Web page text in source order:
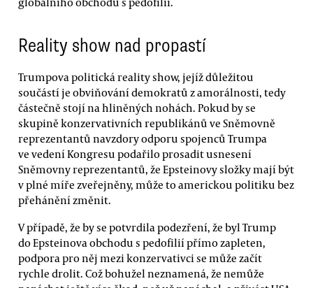
Reality show nad propastí
Trumpova politická reality show, jejíž důležitou
součástí je obviňování demokratů z amorálnosti, tedy
částečně stojí na hliněných nohách. Pokud by se
skupině konzervativních republikánů ve Sněmovně
reprezentantů navzdory odporu spojenců Trumpa
ve vedení Kongresu podařilo prosadit usnesení
Sněmovny reprezentantů, že Epsteinovy složky mají být
v plné míře zveřejněny, může to americkou politiku bez
přehánění změnit.
V případě, že by se potvrdila podezření, že byl Trump
do Epsteinova obchodu s pedofilií přímo zapleten,
podpora pro něj mezi konzervativci se může začít
rychle drolit. Což bohužel neznamená, že nemůže